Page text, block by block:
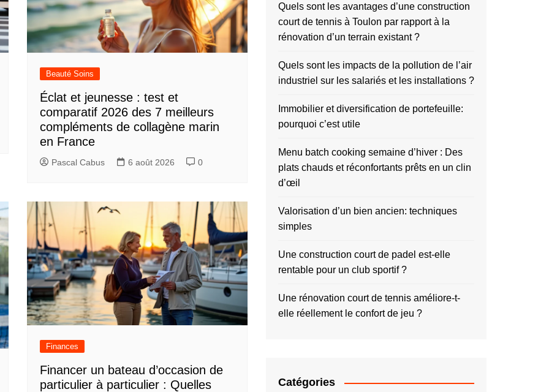
Beauté Soins
Éclat et jeunesse : test et
comparatif 2026 des 7 meilleurs
compléments de collagène marin
en France
Pascal Cabus 6 août 2026 0
Finances
Financer un bateau d’occasion de
particulier à particulier : Quelles
Quels sont les avantages d’une construction
court de tennis à Toulon par rapport à la
rénovation d’un terrain existant ?
Quels sont les impacts de la pollution de l’air
industriel sur les salariés et les installations ?
Immobilier et diversification de portefeuille:
pourquoi c’est utile
Menu batch cooking semaine d’hiver : Des
plats chauds et réconfortants prêts en un clin
d’œil
Valorisation d’un bien ancien: techniques
simples
Une construction court de padel est-elle
rentable pour un club sportif ?
Une rénovation court de tennis améliore-t-
elle réellement le confort de jeu ?
Catégories